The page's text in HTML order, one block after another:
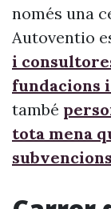
només una
Autoventio
i
fundacions
també
tota mena